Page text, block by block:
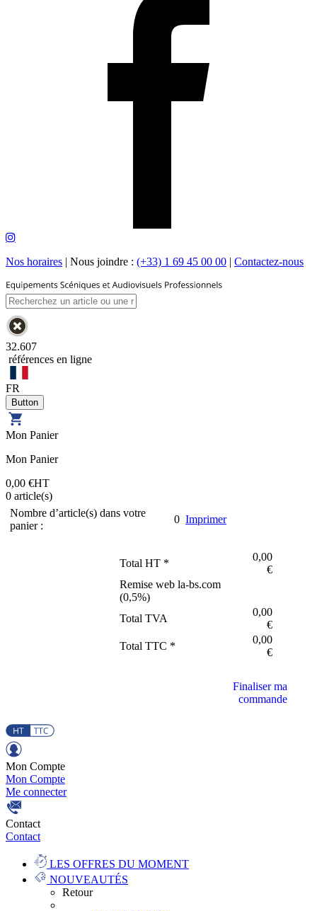
Nos horaires | Nous joindre : (+33) 1 69 45 00 00 | Contactez-nous
32.607
références en ligne
FR
Mon Panier
Mon Panier
0,00 €HT
0 article(s)
Nombre d’article(s) dans votre
panier :
0 Imprimer
Total HT *
0,00
€
Remise web la-bs.com
(0,5%)
Total TVA
0,00
€
Total TTC *
0,00
€
Finaliser ma
commande
Mon Compte
Mon Compte
Me connecter
Contact
Contact
LES OFFRES DU MOMENT
NOUVEAUTÉS
Retour